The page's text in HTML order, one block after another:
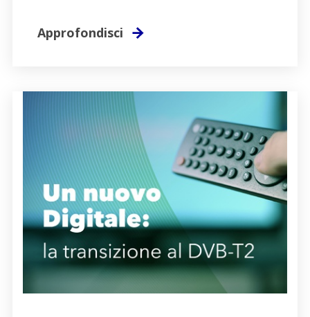
Approfondisci